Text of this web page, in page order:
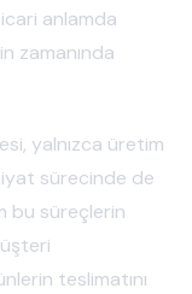
anlamda
zamanında
yalnızca üretim
sürecinde de
bu süreçlerin
teslimatını